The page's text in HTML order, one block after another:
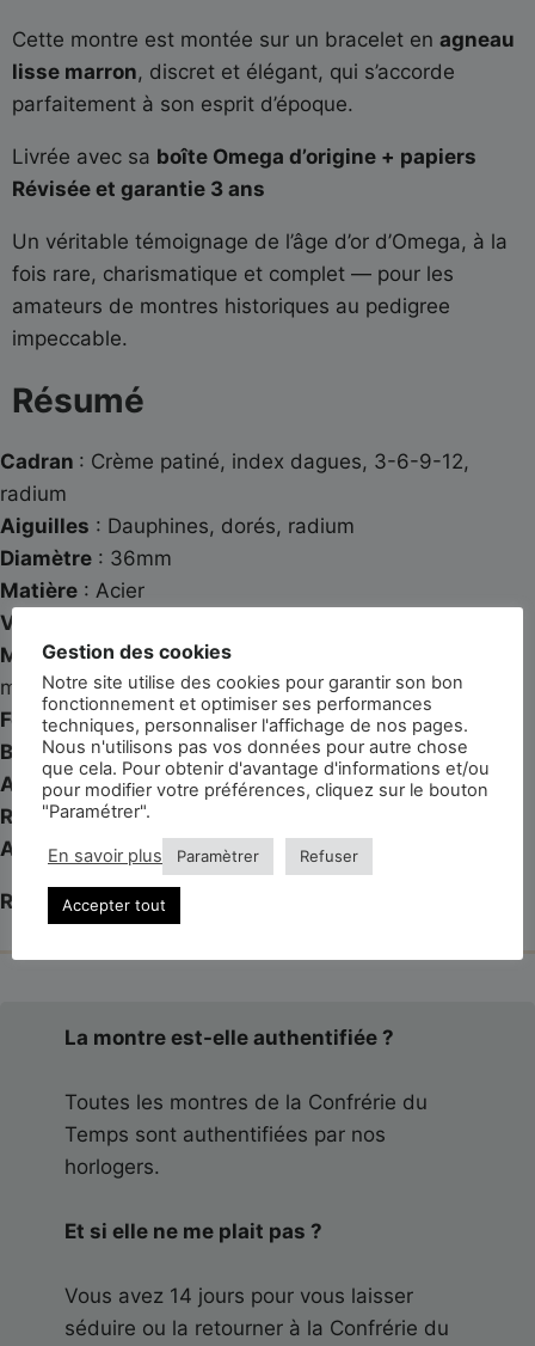
Cette montre est montée sur un bracelet en agneau
lisse marron, discret et élégant, qui s’accorde
parfaitement à son esprit d’époque.
Livrée avec sa boîte Omega d’origine + papiers
Révisée et garantie 3 ans
Un véritable témoignage de l’âge d’or d’Omega, à la
fois rare, charismatique et complet — pour les
amateurs de montres historiques au pedigree
impeccable.
Résumé
Cadran : Crème patiné, index dagues, 3-6-9-12,
radium
Aiguilles : Dauphines, dorés, radium
Diamètre : 36mm
Matière : Acier
Verre
Mouvement: Mécanique à remontage mécanique
manufacturé Omega 283
Fonctionnalités: Heures, minutes, secondes centrale
Bracelet: Agneau lisse, marron
Année: 1952
Référence: 2640-9-SC
Accessoires : Boite + Papiers
Révisée et garantie 3 ans
La montre est-elle authentifiée ?
Toutes les montres de la Confrérie du
Temps sont authentifiées par nos
horlogers.
Et si elle ne me plait pas ?
Vous avez 14 jours pour vous laisser
séduire ou la retourner à la Confrérie du
Gestion des cookies
Notre site utilise des cookies pour garantir son bon
fonctionnement et optimiser ses performances
techniques, personnaliser l'affichage de nos pages.
Nous n'utilisons pas vos données pour autre chose
que cela. Pour obtenir d'avantage d'informations et/ou
pour modifier votre préférences, cliquez sur le bouton
"Paramétrer".
En savoir plus Paramètrer Refuser
Accepter tout